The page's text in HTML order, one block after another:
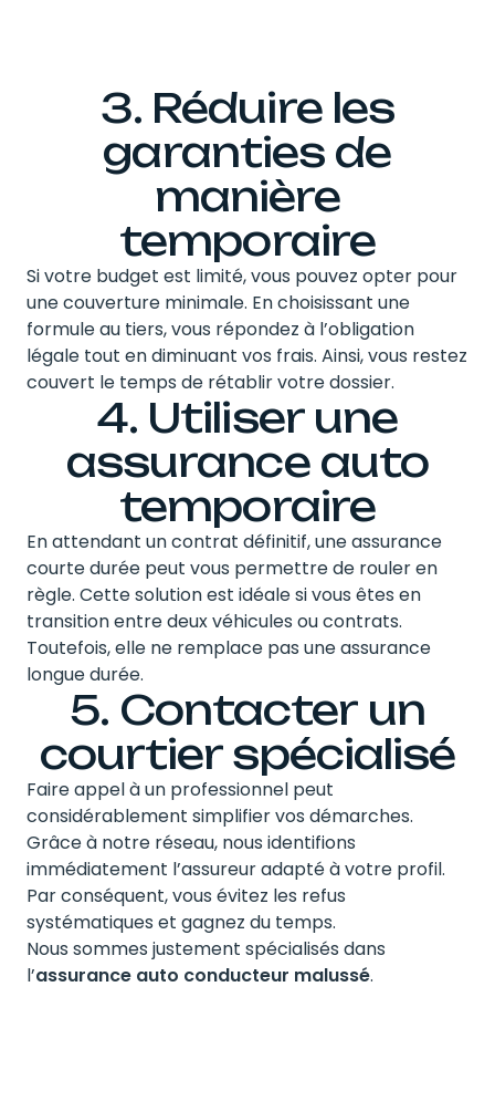
3. Réduire les
garanties de
manière
temporaire
Si votre budget est limité, vous pouvez opter pour
une couverture minimale. En choisissant une
formule au tiers, vous répondez à l’obligation
légale tout en diminuant vos frais. Ainsi, vous restez
couvert le temps de rétablir votre dossier.
4. Utiliser une
assurance auto
temporaire
En attendant un contrat définitif, une assurance
courte durée peut vous permettre de rouler en
règle. Cette solution est idéale si vous êtes en
transition entre deux véhicules ou contrats.
Toutefois, elle ne remplace pas une assurance
longue durée.
5. Contacter un
courtier spécialisé
Faire appel à un professionnel peut
considérablement simplifier vos démarches.
Grâce à notre réseau, nous identifions
immédiatement l’assureur adapté à votre profil.
Par conséquent, vous évitez les refus
systématiques et gagnez du temps.
Nous sommes justement spécialisés dans
l’assurance auto conducteur malussé.